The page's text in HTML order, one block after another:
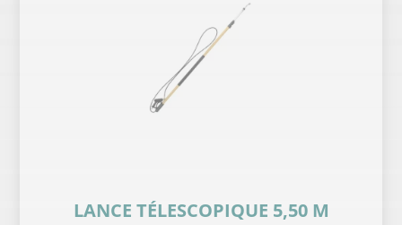
LANCE TÉLESCOPIQUE 5,50 M